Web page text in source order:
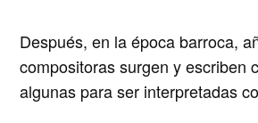
Después, en la época barroca,
compositoras surgen y escriben
algunas para ser interpretadas